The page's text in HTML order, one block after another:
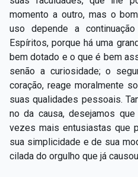
momento a outro, mas o
uso depende a
Espíritos, porque há uma
bem dotado e o que é bem
senão a curiosidade; o
coração, reage moralmente
suas qualidades pessoais.
no da causa, desejamos
vezes mais entusiastas que
sua simplicidade e de sua
cilada do orgulho que já